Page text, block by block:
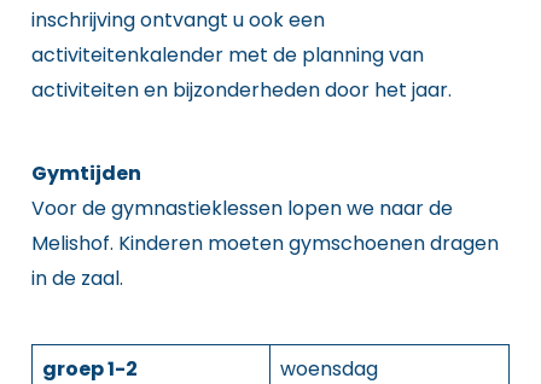
inschrijving ontvangt u ook een
activiteitenkalender met de planning van
activiteiten en bijzonderheden door het jaar.
Gymtijden
Voor de gymnastieklessen lopen we naar de
Melishof. Kinderen moeten gymschoenen dragen
in de zaal.
groep 1-2
woensdag